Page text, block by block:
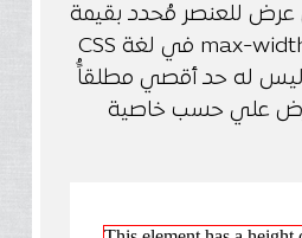
للعنصر مُحدد بقيمة
none مع خاصية max-width في لغة CSS
ليس له حد أقصي مطلقاًُ
علي حسب خاصية